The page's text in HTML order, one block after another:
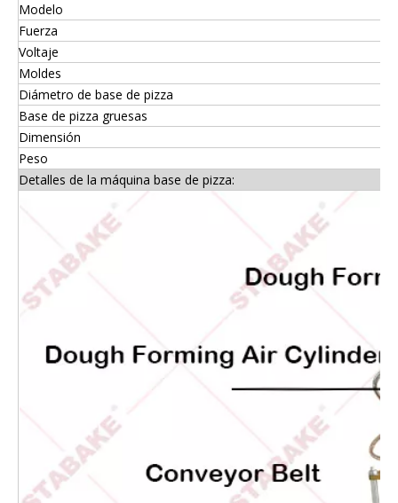
Modelo
Fuerza
Voltaje
Moldes
Diámetro de base de pizza
Base de pizza gruesas
Dimensión
Peso
Detalles de la máquina base de pizza: